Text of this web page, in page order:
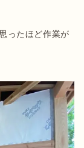
ったほど作業が